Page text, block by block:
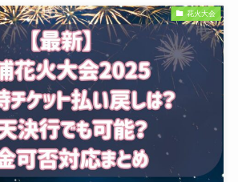
花火大会